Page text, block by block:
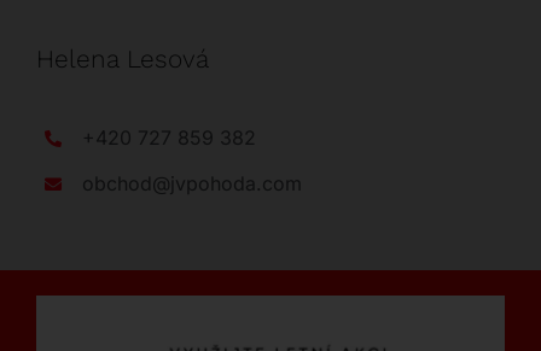
Helena Lesová
+420 727 859 382
obchod@jvpohoda.com